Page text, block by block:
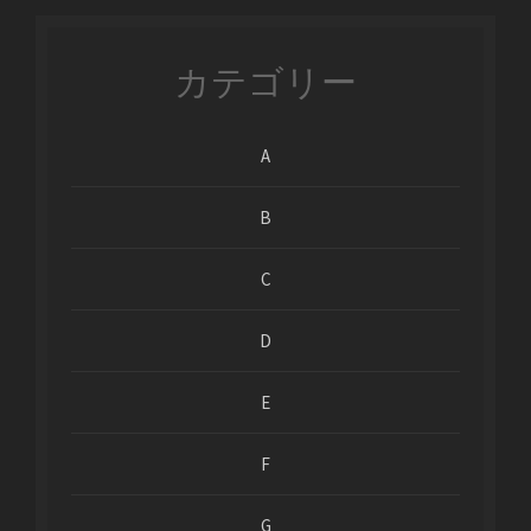
カテゴリー
A
B
C
D
E
F
G